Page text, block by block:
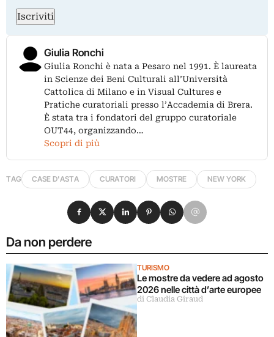
Iscriviti
Giulia Ronchi
Giulia Ronchi è nata a Pesaro nel 1991. È laureata
in Scienze dei Beni Culturali all’Università
Cattolica di Milano e in Visual Cultures e
Pratiche curatoriali presso l’Accademia di Brera.
È stata tra i fondatori del gruppo curatoriale
OUT44, organizzando…
Scopri di più
TAG CASE D'ASTA CURATORI MOSTRE NEW YORK
Da non perdere
TURISMO
Le mostre da vedere ad agosto
2026 nelle città d’arte europee
di Claudia Giraud
Condividi su Facebook
Condividi su X
Condividi su LinkedIn
Condividi su Pinterest
Condividi su WhatsApp
Condividi su Email